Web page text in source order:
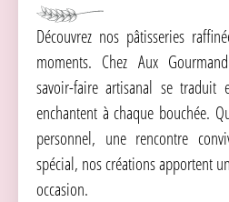
Découvrez nos pâtisseries
moments. Chez Aux
savoir-faire artisanal se traduit
enchantent à chaque bouchée.
personnel, une rencontre
spécial, nos créations apportent
occasion.